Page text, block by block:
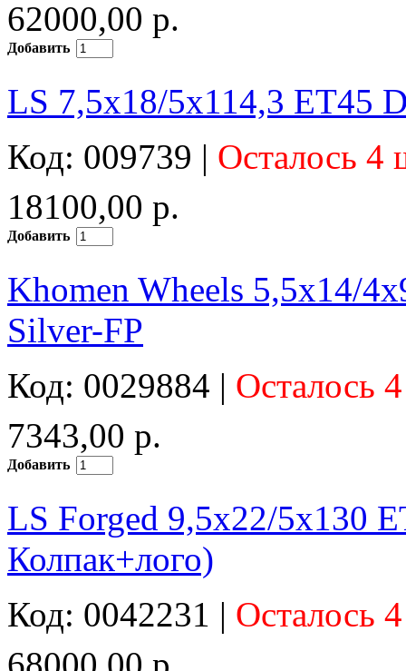
62000,00 р.
Добавить
LS 7,5x18/5x114,3 ET45
Код: 009739 | Осталось 4
18100,00 р.
Добавить
Khomen Wheels 5,5x14/
Silver-FP
Код: 0029884 | Осталось
7343,00 р.
Добавить
LS Forged 9,5x22/5x130
Колпак+лого)
Код: 0042231 | Осталось